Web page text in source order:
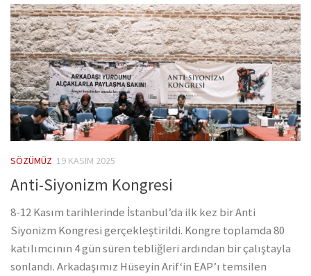
SÖZÜMÜZ 19 KASIM 2025
Anti-Siyonizm Kongresi
8-12 Kasım tarihlerinde İstanbul’da ilk kez bir Anti
Siyonizm Kongresi gerçekleştirildi. Kongre toplamda 80
katılımcının 4 gün süren tebliğleri ardından bir çalıştayla
sonlandı. Arkadaşımız Hüseyin Arif‘in EAP’ı temsilen